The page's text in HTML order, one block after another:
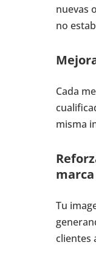
nuevas
no
Cada
misma
marca
Tu
clientes